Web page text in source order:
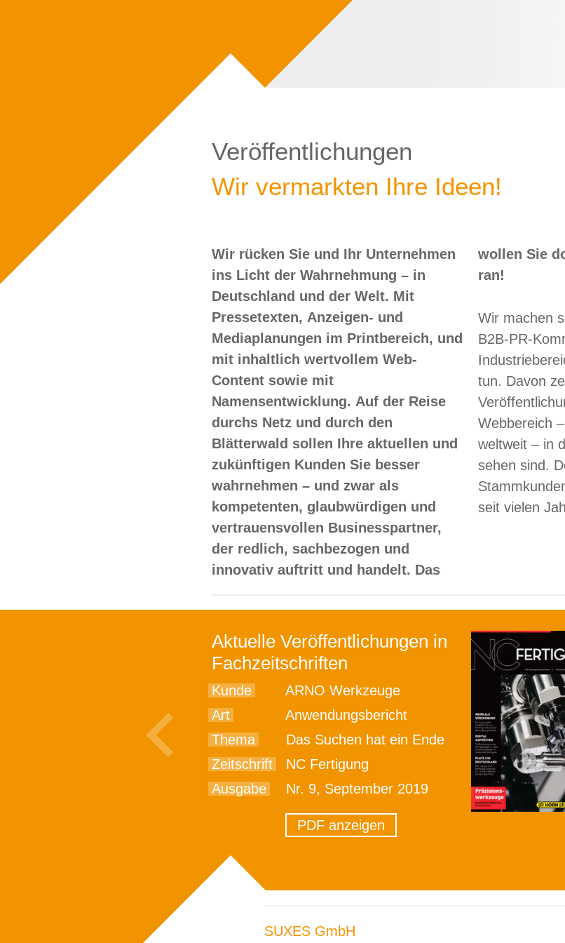
Veröffentlichungen
Wir vermarkten Ihre Ideen!
Wir rücken Sie und Ihr Unternehmen
ins Licht der Wahrnehmung – in
Deutschland und der Welt. Mit
Pressetexten, Anzeigen- und
Mediaplanungen im Printbereich, und
mit inhaltlich wertvollem Web-
Content sowie mit
Namensentwicklung. Auf der Reise
durchs Netz und durch den
Blätterwald sollen Ihre aktuellen und
zukünftigen Kunden Sie besser
wahrnehmen – und zwar als
kompetenten, glaubwürdigen und
vertrauensvollen Businesspartner,
der redlich, sachbezogen und
innovativ auftritt und handelt. Das
wollen Sie doch – oder? Dann nix wie
ran!
Wir machen
B2B-PR-
tun. Davon
Webbereich
weltweit – in
sehen sind.
seit vielen
Aktuelle Veröffentlichungen in
Fachzeitschriften
Kunde
ARNO Werkzeuge
Art
Anwendungsbericht
Thema
Das Suchen hat ein Ende
Zeitschrift
NC Fertigung
Ausgabe
Nr. 9, September 2019
PDF anzeigen
SUXES GmbH